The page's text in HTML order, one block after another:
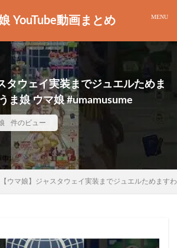
YouTube動画まとめ
タウェイ実装までジュエルためま
ま娘 ウマ娘 #umamusume
件のビュー
【ウマ娘】ジャスタウェイ実装までジュエルためます